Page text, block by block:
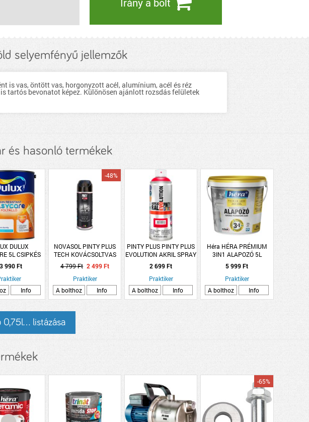
selyemfényű jellemzők
is vas, öntött vas, horgonyzott acél, alumínium, acél és réz
tartós bevonatot képez. Különösen ajánlott rozsdás felületek
és hasonló termékek
DULUX
5L CSIPKÉS
DISZPERZIÓS
990 Ft
Info
NOVASOL PINTY PLUS
TECH KOVÁCSOLTVAS
SPRAY 400ML FEKETE
-48%
4 799 Ft 2 499 Ft
Praktiker
A bolthoz
Info
PINTY PLUS PINTY PLUS
EVOLUTION AKRIL SPRAY
400ML RAL 2002
VÉRNARANCS
2 699 Ft
Praktiker
A bolthoz
Info
Héra HÉRA PRÉMIUM
3IN1 ALAPOZÓ 5L
5 999 Ft
Praktiker
A bolthoz
Info
0,75l... listázása
-65%